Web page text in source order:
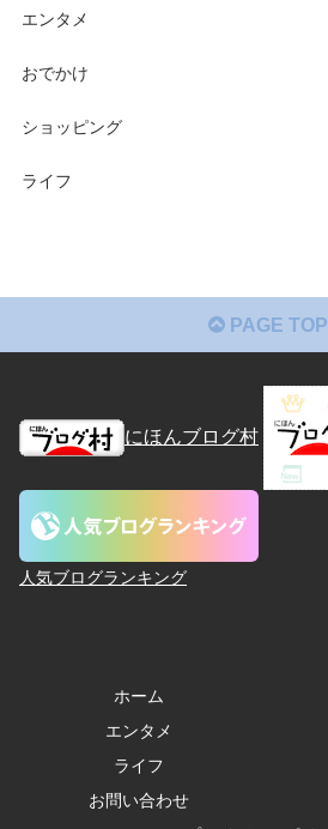
エンタメ
おでかけ
ショッピング
ライフ
PAGE TOP
にほんブログ村
人気ブログランキング
ホーム
エンタメ
ライフ
お問い合わせ